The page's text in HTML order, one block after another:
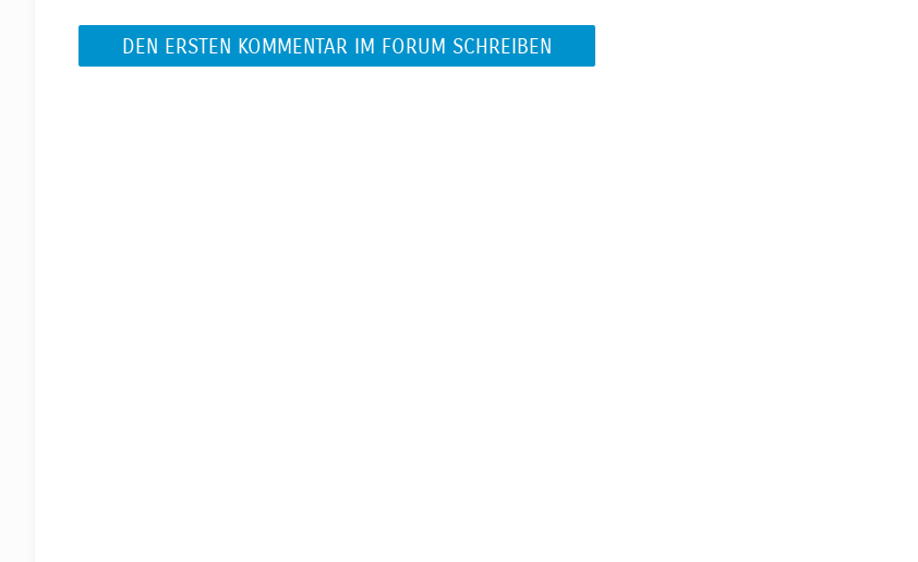
DEN ERSTEN KOMMENTAR IM FORUM SCHREIBEN